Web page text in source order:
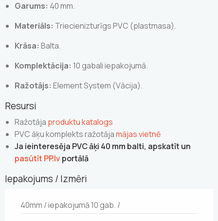
Garums: 40 mm.
Materiāls: Triecienizturīgs PVC (plastmasa).
Krāsa: Balta.
Komplektācija: 10 gabali iepakojumā.
Ražotājs: Element System (Vācija).
Resursi
Ražotāja produktu katalogs
PVC āķu komplekts ražotājamājas vietnē
Ja ieinteresēja PVC āķi 40 mm balti, apskatīt un
pasūtīt PP.lv portālā
Iepakojums / Izmēri
40mm / iepakojumā 10 gab. /